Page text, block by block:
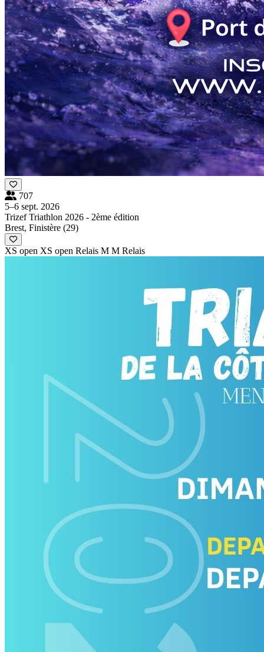
707
5–6 sept. 2026
Trizef Triathlon 2026 - 2ème édition
Brest, Finistère (29)
XS open XS open Relais M M Relais